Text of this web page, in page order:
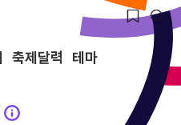
축제달력 테마